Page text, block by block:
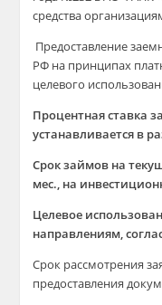
средства
Предоставление
РФ на принципах
целевого
Процентная ставка
устанавливается в
Срок займов на
мес., на
Целевое
направлениям,
Срок рассмотрения
предоставления